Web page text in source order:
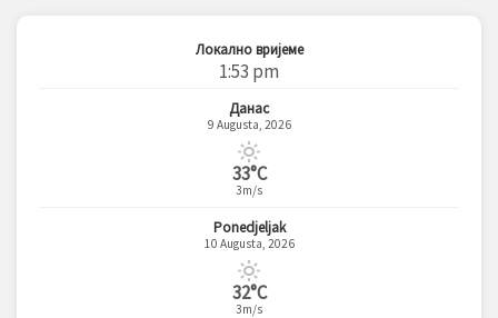
Локално вријеме
1:53 pm
Данас
9 Augusta, 2026
33°C
3m/s
Ponedjeljak
10 Augusta, 2026
32°C
3m/s